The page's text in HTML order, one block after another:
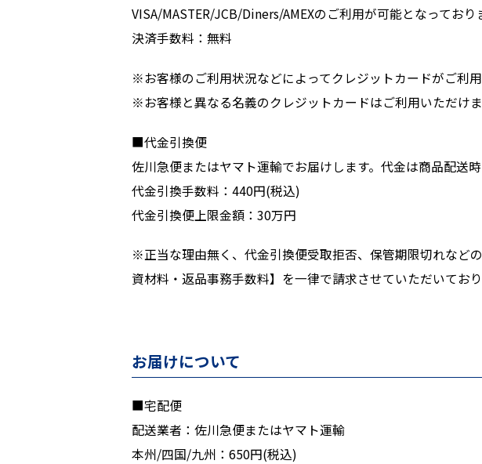
VISA/MASTER/JCB/Diners/AMEXのご利用が可能となっており
決済手数料：無料
※お客様のご利用状況などによってクレジットカードがご利
※お客様と異なる名義のクレジットカードはご利用いただけま
■代金引換便
佐川急便またはヤマト運輸でお届けします。代金は商品配送
代金引換手数料：440円(税込)
代金引換便上限金額：30万円
※正当な理由無く、代金引換便受取拒否、保管期限切れなど
資材料・返品事務手数料】を一律で請求させていただいており
お届けについて
■宅配便
配送業者：佐川急便またはヤマト運輸
本州/四国/九州：650円(税込)